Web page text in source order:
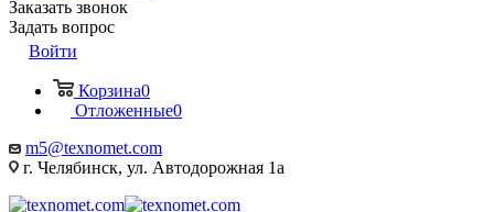
Заказать звонок
Задать вопрос
Войти
Корзина0
Отложенные0
m5@texnomet.com
г. Челябинск, ул. Автодорожная 1а